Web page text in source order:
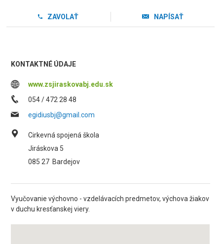
ZAVOLAŤ NAPÍSAŤ
KONTAKTNÉ ÚDAJE
www.zsjiraskovabj.edu.sk
054 / 472 28 48
egidiusbj@gmail.com
Cirkevná spojená škola
Jiráskova 5
085 27 Bardejov
Vyučovanie výchovno - vzdelávacích predmetov, výchova žiakov
v duchu kresťanskej viery.